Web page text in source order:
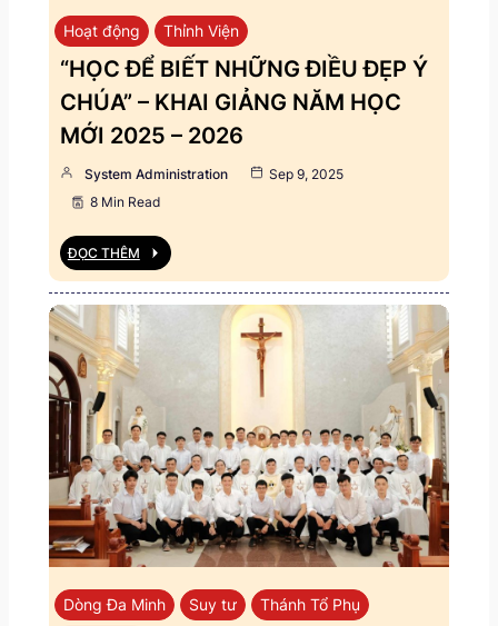
Hoạt động Thỉnh Viện
“HỌC ĐỂ BIẾT NHỮNG ĐIỀU ĐẸP Ý
CHÚA” – KHAI GIẢNG NĂM HỌC
MỚI 2025 – 2026
System Administration
Sep 9, 2025
8 Min Read
ĐỌC THÊM
Dòng Đa Minh Suy tư
Thánh Tổ Phụ